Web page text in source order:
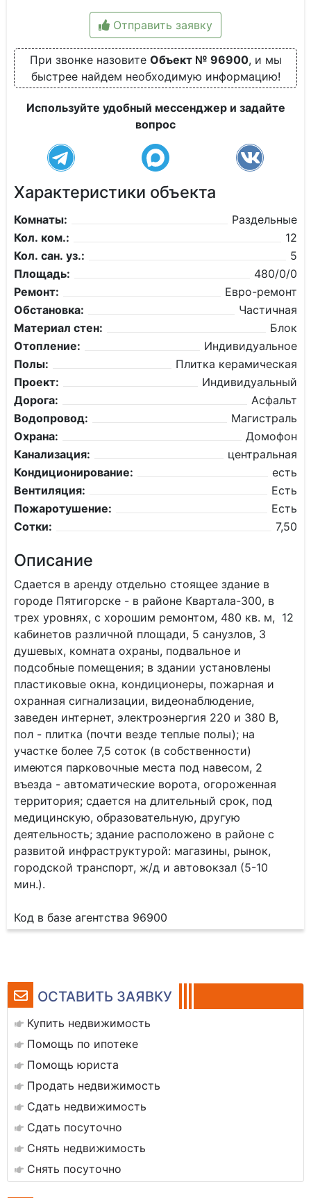
ОСТАВИТЬ ЗАЯВКУ
Купить недвижимость
Помощь по ипотеке
Помощь юриста
Продать недвижимость
Сдать недвижимость
Сдать посуточно
Снять недвижимость
Снять посуточно
Отправить заявку
При звонке назовите Объект № 96900, и мы
быстрее найдем необходимую информацию!
Используйте удобный мессенджер и задайте
вопрос
Характеристики объекта
Комнаты:
Раздельные
Кол. ком.:
12
Кол. сан. уз.:
5
Площадь:
480/0/0
Ремонт:
Евро-ремонт
Обстановка:
Частичная
Материал стен:
Блок
Отопление:
Индивидуальное
Полы:
Плитка керамическая
Проект:
Индивидуальный
Дорога:
Асфальт
Водопровод:
Магистраль
Охрана:
Домофон
Канализация:
центральная
Кондиционирование:
есть
Вентиляция:
Есть
Пожаротушение:
Есть
Сотки:
7,50
Описание
Сдается в аренду отдельно стоящее здание в
городе Пятигорске - в районе Квартала-300, в
трех уровнях, с хорошим ремонтом, 480 кв. м, 12
кабинетов различной площади, 5 санузлов, 3
душевых, комната охраны, подвальное и
подсобные помещения; в здании установлены
пластиковые окна, кондиционеры, пожарная и
охранная сигнализации, видеонаблюдение,
заведен интернет, электроэнергия 220 и 380 В,
пол - плитка (почти везде теплые полы); на
участке более 7,5 соток (в собственности)
имеются парковочные места под навесом, 2
въезда - автоматические ворота, огороженная
территория; сдается на длительный срок, под
медицинскую, образовательную, другую
деятельность; здание расположено в районе с
развитой инфраструктурой: магазины, рынок,
городской транспорт, ж/д и автовокзал (5-10
мин.).
Код в базе агентства 96900